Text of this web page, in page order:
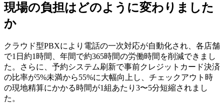
現場の負担はどのように変わりました
か
クラウド型PBXにより電話の一次対応が自動化され、各店舗
で1日約1時間、年間で約365時間の労働時間を削減できまし
た。さらに、予約システム刷新で事前クレジットカード決済
の比率が5%未満から55%に大幅向上し、チェックアウト時
の現地精算にかかる時間が1組あたり3〜5分短縮されまし
た。